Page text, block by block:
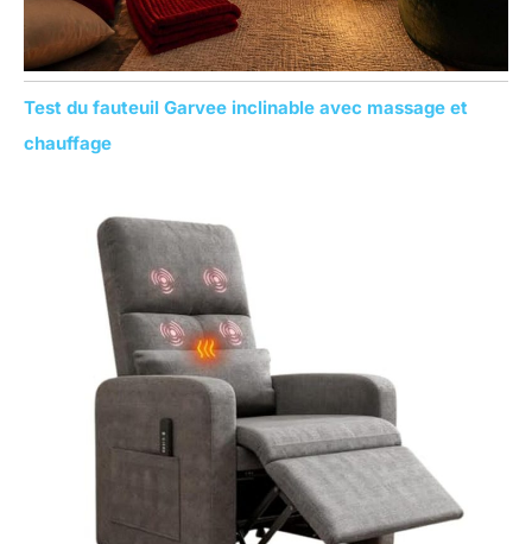
Test du fauteuil Garvee inclinable avec massage et
chauffage